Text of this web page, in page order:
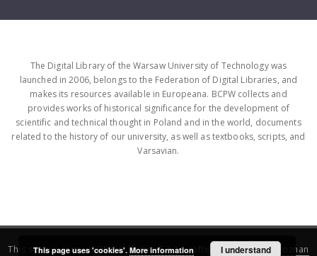
The Digital Library of the Warsaw University of Technology was
launched in 2006, belongs to the Federation of Digital Libraries, and
makes its resources available in Europeana. BCPW collects and
provides works of historical significance for the development of
scientific and technical thought in Poland and in the world, documents
related to the history of our university, as well as textbooks, scripts, and
Varsavian.
This service runs onDInGO dLibra 6.3.16software created by Poznan
This page uses 'cookies'. More information I understand